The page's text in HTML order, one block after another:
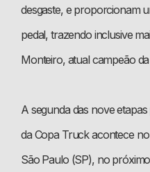
desgaste, e proporcionam
pedal, trazendo inclusive
Monteiro, atual campeão
A segunda das nove
da Copa Truck acontece
São Paulo (SP), no